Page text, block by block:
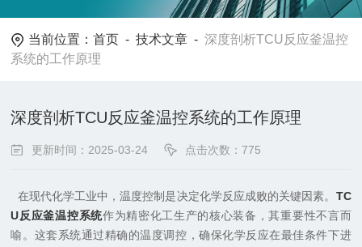
当前位置：首页 -技术文章 -深度剖析TCU反应釜温控
系统的工作原理
深度剖析TCU反应釜温控系统的工作原理
更新时间：2025-03-24 点击次数：775
在现代化学工业中，温度控制是决定化学反应成败的关键因素。 TC
U反应釜温控系统作为精密化工生产的核心装备，其重要性不言而
喻。这套系统通过精确的温度调控，确保化学反应在最佳条件下进